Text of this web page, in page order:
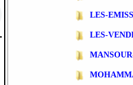
LES-
LES-